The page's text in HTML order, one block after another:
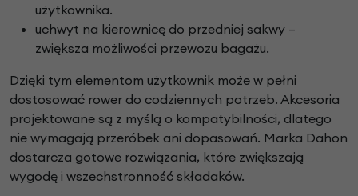
użytkownika.
uchwyt na kierownicę do przedniej sakwy –
zwiększa możliwości przewozu bagażu.
Dzięki tym elementom użytkownik może w pełni
dostosować rower do codziennych potrzeb. Akcesoria
projektowane są z myślą o kompatybilności, dlatego
nie wymagają przeróbek ani dopasowań. Marka Dahon
dostarcza gotowe rozwiązania, które zwiększają
wygodę i wszechstronność składaków.